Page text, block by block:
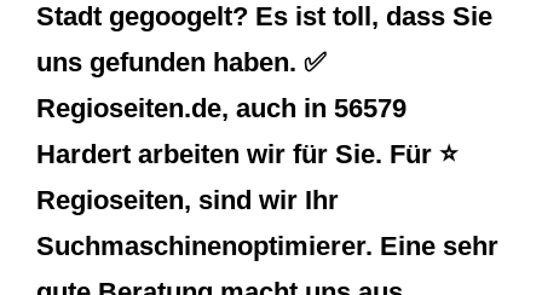
Stadt gegoogelt? Es ist toll, dass Sie
uns gefunden haben. ✅
Regioseiten.de, auch in 56579
Hardert arbeiten wir für Sie. Für ⭐
Regioseiten, sind wir Ihr
Suchmaschinenoptimierer. Eine sehr